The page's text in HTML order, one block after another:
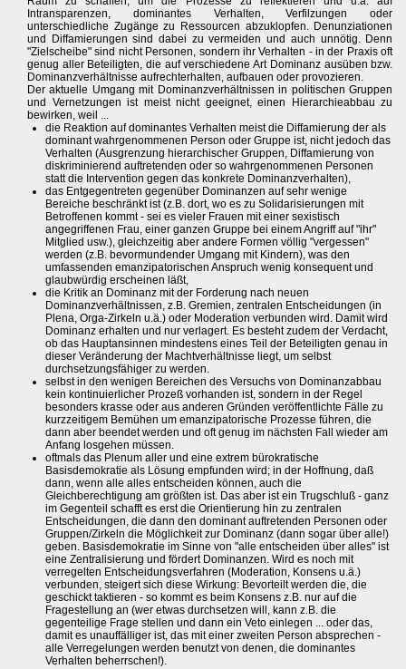
Intransparenzen, dominantes Verhalten, Verfilzungen oder
unterschiedliche Zugänge zu Ressourcen abzuklopfen. Denunziationen
und Diffamierungen sind dabei zu vermeiden und auch unnötig. Denn
"Zielscheibe" sind nicht Personen, sondern ihr Verhalten - in der Praxis oft
genug aller Beteiligten, die auf verschiedene Art Dominanz ausüben bzw.
Dominanzverhältnisse aufrechterhalten, aufbauen oder provozieren.
Der aktuelle Umgang mit Dominanzverhältnissen in politischen Gruppen
und Vernetzungen ist meist nicht geeignet, einen Hierarchieabbau zu
bewirken, weil ...
die Reaktion auf dominantes Verhalten meist die Diffamierung der als
dominant wahrgenommenen Person oder Gruppe ist, nicht jedoch das
Verhalten (Ausgrenzung hierarchischer Gruppen, Diffamierung von
diskriminierend auftretenden oder so wahrgenommenen Personen
statt die Intervention gegen das konkrete Dominanzverhalten),
das Entgegentreten gegenüber Dominanzen auf sehr wenige
Bereiche beschränkt ist (z.B. dort, wo es zu Solidarisierungen mit
Betroffenen kommt - sei es vieler Frauen mit einer sexistisch
angegriffenen Frau, einer ganzen Gruppe bei einem Angriff auf "ihr"
Mitglied usw.), gleichzeitig aber andere Formen völlig "vergessen"
werden (z.B. bevormundender Umgang mit Kindern), was den
umfassenden emanzipatorischen Anspruch wenig konsequent und
glaubwürdig erscheinen läßt,
die Kritik an Dominanz mit der Forderung nach neuen
Dominanzverhältnissen, z.B. Gremien, zentralen Entscheidungen (in
Plena, Orga-Zirkeln u.ä.) oder Moderation verbunden wird. Damit wird
Dominanz erhalten und nur verlagert. Es besteht zudem der Verdacht,
ob das Hauptansinnen mindestens eines Teil der Beteiligten genau in
dieser Veränderung der Machtverhältnisse liegt, um selbst
durchsetzungsfähiger zu werden.
selbst in den wenigen Bereichen des Versuchs von Dominanzabbau
kein kontinuierlicher Prozeß vorhanden ist, sondern in der Regel
besonders krasse oder aus anderen Gründen veröffentlichte Fälle zu
kurzzeitigem Bemühen um emanzipatorische Prozesse führen, die
dann aber beendet werden und oft genug im nächsten Fall wieder am
Anfang losgehen müssen.
oftmals das Plenum aller und eine extrem bürokratische
Basisdemokratie als Lösung empfunden wird; in der Hoffnung, daß
dann, wenn alle alles entscheiden können, auch die
Gleichberechtigung am größten ist. Das aber ist ein Trugschluß - ganz
im Gegenteil schafft es erst die Orientierung hin zu zentralen
Entscheidungen, die dann den dominant auftretenden Personen oder
Gruppen/Zirkeln die Möglichkeit zur Dominanz (dann sogar über alle!)
geben. Basisdemokratie im Sinne von "alle entscheiden über alles" ist
eine Zentralisierung und fördert Dominanzen. Wird es noch mit
verregelten Entscheidungsverfahren (Moderation, Konsens u.ä.)
verbunden, steigert sich diese Wirkung: Bevorteilt werden die, die
geschickt taktieren - so kommt es beim Konsens z.B. nur auf die
Fragestellung an (wer etwas durchsetzen will, kann z.B. die
gegenteilige Frage stellen und dann ein Veto einlegen ... oder das,
damit es unauffälliger ist, das mit einer zweiten Person absprechen -
alle Verregelungen werden benutzt von denen, die dominantes
Verhalten beherrschen!).